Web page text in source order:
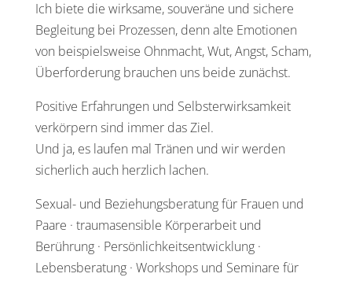
Ich biete die wirksame,souveräne und sichere
Begleitung bei Prozessen, denn alte Emotionen
von beispielsweise Ohnmacht, Wut, Angst, Scham,
Überforderung brauchen uns beide zunächst.
Positive Erfahrungen und Selbsterwirksamkeit
verkörpern sind immer das Ziel.
Und ja, es laufen mal Tränen und wir werden
sicherlich auch herzlich lachen.
Sexual- und Beziehungsberatung für Frauen und
Paare · traumasensible Körperarbeit und
Berührung · Persönlichkeitsentwicklung ·
Lebensberatung · Workshops und Seminare für